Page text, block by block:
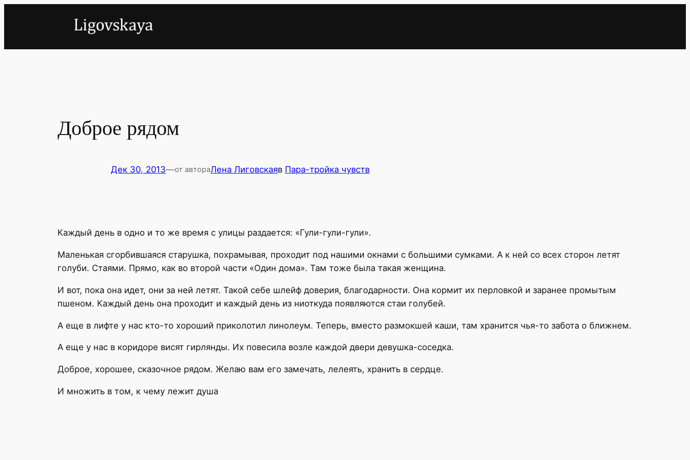
Доброе рядом
Дек 30, 2013—от автораЛена Лиговскаяв Пара-тройка чувств
Каждый день в одно и то же время с улицы раздается: «Гули-гули-гули».
Маленькая сгорбившаяся старушка, похрамывая, проходит под нашими окнами с большими сумками. А к ней со всех сторон летят
голуби. Стаями. Прямо, как во второй части «Один дома». Там тоже была такая женщина.
И вот, пока она идет, они за ней летят. Такой себе шлейф доверия, благодарности. Она кормит их перловкой и заранее промытым
пшеном. Каждый день она проходит и каждый день из ниоткуда появляются стаи голубей.
А еще в лифте у нас кто-то хороший приколотил линолеум. Теперь, вместо размокшей каши, там хранится чья-то забота о ближнем.
А еще у нас в коридоре висят гирлянды. Их повесила возле каждой двери девушка-соседка.
Доброе, хорошее, сказочное рядом. Желаю вам его замечать, лелеять, хранить в сердце.
И множить в том, к чему лежит душа